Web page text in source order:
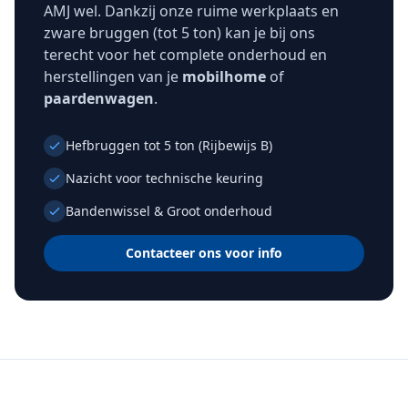
AMJ wel. Dankzij onze ruime werkplaats en
zware bruggen (tot 5 ton) kan je bij ons
terecht voor het complete onderhoud en
herstellingen van je mobilhome of
paardenwagen.
Hefbruggen tot 5 ton (Rijbewijs B)
Nazicht voor technische keuring
Bandenwissel & Groot onderhoud
Contacteer ons voor info